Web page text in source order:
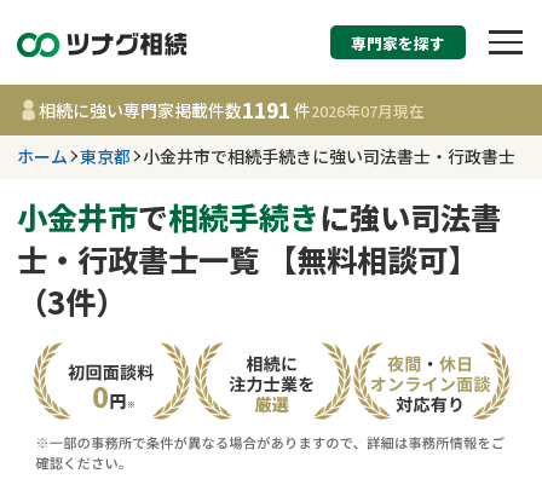
相続税申告・相続手
す
東京都
事務所 1191
件
相談内容で探す
遺言書作成・遺言執行
費用相場
専門家を探す
相続に強い専門家掲載件数1191 件2026年07月現在
ホーム 東京都 小金井市で相続手続きに強い司法書士・行政書士
小金井市で相続手続きに強い司法書
士・行政書士一覧 【無料相談可】
（3件）